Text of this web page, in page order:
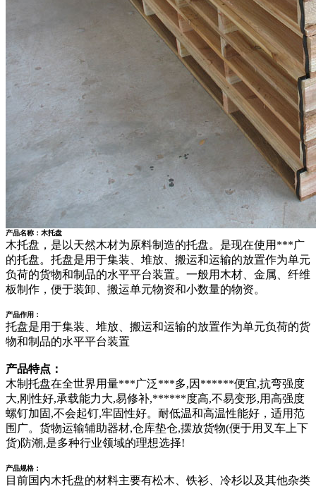
产品名称：木托盘
木托盘，是以天然木材为原料制造的托盘。是现在使用***广
的托盘。托盘是用于集装、堆放、搬运和运输的放置作为单元
负荷的货物和制品的水平平台装置。一般用木材、金属、纤维
板制作，便于装卸、搬运单元物资和小数量的物资。
产品作用：
托盘是用于集装、堆放、搬运和运输的放置作为单元负荷的货
物和制品的水平平台装置
产品特点：
木制托盘在全世界用量***广泛***多,因******便宜,抗弯强度
大,刚性好,承载能力大,易修补,******度高,不易变形,用高强度
螺钉加固,不会起钉,牢固性好。耐低温和高温性能好，适用范
围广。货物运输辅助器材,仓库垫仓,摆放货物(便于用叉车上下
货)防潮,是多种行业领域的理想选择!
产品规格：
目前国内木托盘的材料主要有松木、铁衫、冷杉以及其他杂类